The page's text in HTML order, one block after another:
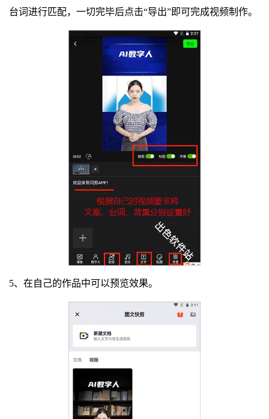
台词进行匹配，一切完毕后点击“导出”即可完成视频制作。
5、在自己的作品中可以预览效果。